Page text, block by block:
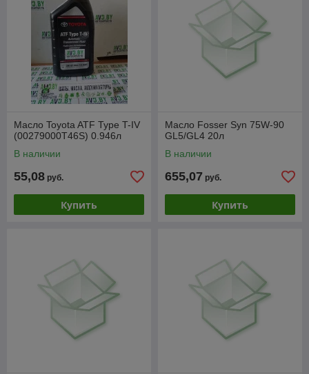
Масло Toyota ATF Type T-IV
(00279000T46S) 0.946л
В наличии
55,08 руб.
Купить
Масло Fosser Syn 75W-90
GL5/GL4 20л
В наличии
655,07 руб.
Купить